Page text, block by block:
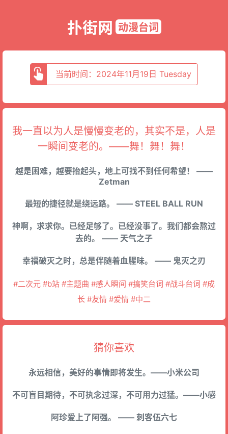
扑街网 动漫台词
当前时间：2024年11月19日 Tuesday
我一直以为人是慢慢变老的，其实不是，人是
一瞬间变老的。——舞！舞！舞！
越是困难，越要抬起头，地上可找不到任何希望！ ——
Zetman
最短的捷径就是绕远路。 —— STEEL BALL RUN
神啊，求求你。已经足够了。已经没事了。我们都会熬过
去的。 —— 天气之子
幸福破灭之时，总是伴随着血腥味。 —— 鬼灭之刃
#二次元 #b站 #主题曲 #感人瞬间 #搞笑台词 #战斗台词 #成
长 #友情 #爱情 #中二
猜你喜欢
永远相信，美好的事情即将发生。——小米公司
不可盲目期待，不可执念过深，不可用力过猛。——小感
阿珍爱上了阿强。 —— 刺客伍六七